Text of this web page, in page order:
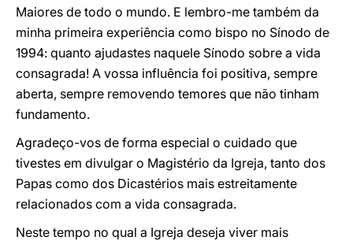
Maiores de todo o mundo. E lembro-me também da
minha primeira experiência como bispo no Sínodo de
1994: quanto ajudastes naquele Sínodo sobre a vida
consagrada! A vossa influência foi positiva, sempre
aberta, sempre removendo temores que não tinham
fundamento.
Agradeço-vos de forma especial o cuidado que
tivestes em divulgar o Magistério da Igreja, tanto dos
Papas como dos Dicastérios mais estreitamente
relacionados com a vida consagrada.
Neste tempo no qual a Igreja deseja viver mais